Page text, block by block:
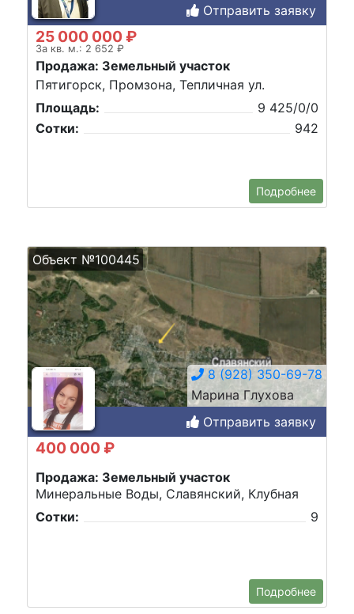
Отправить заявку
25 000 000 ₽
За кв. м.: 2 652 ₽
Продажа: Земельный участок
Пятигорск, Промзона, Тепличная ул.
Площадь:
9 425/0/0
Сотки:
942
Подробнее
Объект №100445
8 (928) 350-69-78
Марина Глухова
Отправить заявку
400 000 ₽
Продажа: Земельный участок
Минеральные Воды, Славянский, Клубная
Сотки:
9
Подробнее